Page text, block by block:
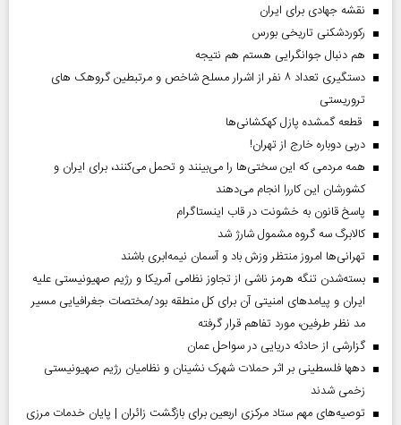
نقشه جهادی برای ایران
رکوردشکنی تاریخی بورس
هم دنبال جوانگرایی هستم هم نتیجه
دستگیری تعداد ۸ نفر از اشرار مسلح شاخص و مرتبطین گروهک های
تروریستی
قطعه گمشده پازل کهکشانی‌ها
دربی دوباره خارج از تهران!
همه مردمی که این سختی‌ها را می‌بینند و تحمل می‌کنند، برای ایران و
کشورشان این کاررا انجام می‌دهند
پاسخ قانون به خشونت در قاب اینستاگرام
کالابرگ سه گروه مشمول شارژ شد
تهرانی‌ها امروز منتظر وزش باد و آسمان نیمه‌ابری باشند
بسته‌شدن تنگه هرمز ناشی از تجاوز نظامی آمریکا و رژیم صهیونیستی علیه
ایران و پیامد‌های امنیتی آن برای کل منطقه بود/مختصات جغرافیایی مسیر
مد نظر طرفین، مورد تفاهم قرار گرفته
گزارشی از حادثه دریایی در سواحل عمان
دهها فلسطینی بر اثر حملات شهرک نشینان و نظامیان رژیم صهیونیستی
زخمی شدند
توصیه‌های مهم ستاد مرکزی اربعین برای بازگشت زائران | پایان خدمات مرزی